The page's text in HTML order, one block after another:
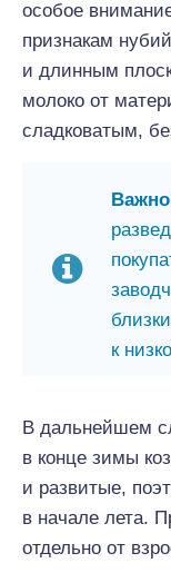
особое
признакам
и длинным
молоко от
сладковатым,
к
В дальнейшем
в конце зимы
и развитые,
в начале лета.
отдельно от